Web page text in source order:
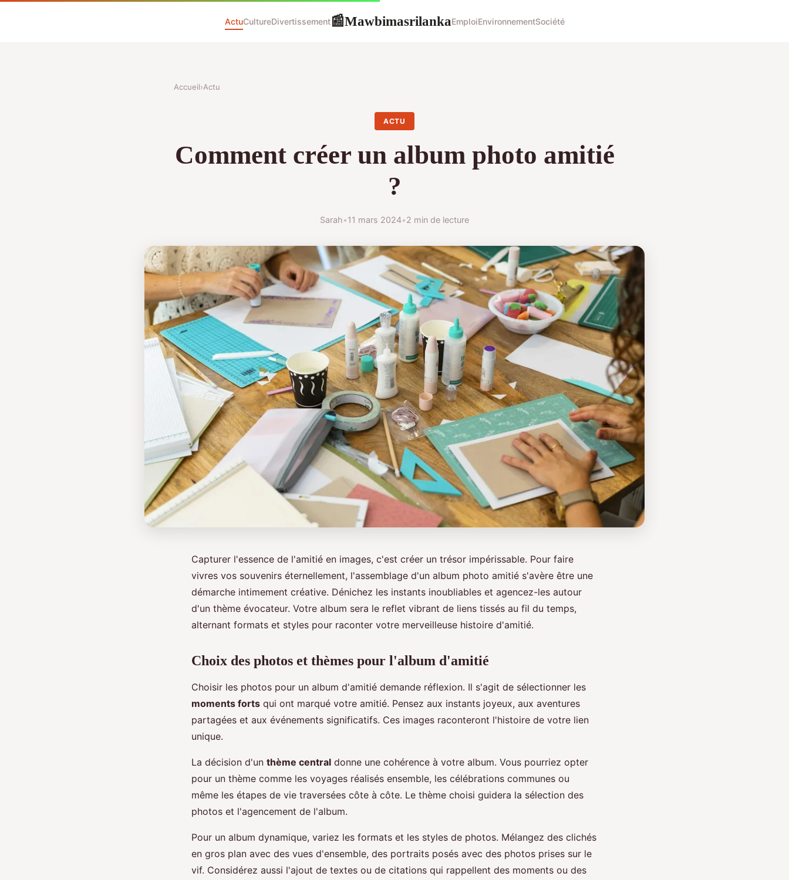
ActuCultureDivertissement📰MawbimasrilankaEmploiEnvironnementSociété
Accueil›Actu
ACTU
Comment créer un album photo amitié
?
Sarah•11 mars 2024•2 min de lecture
Capturer l'essence de l'amitié en images, c'est créer un trésor impérissable. Pour faire
vivres vos souvenirs éternellement, l'assemblage d'un album photo amitié s'avère être une
démarche intimement créative. Dénichez les instants inoubliables et agencez-les autour
d'un thème évocateur. Votre album sera le reflet vibrant de liens tissés au fil du temps,
alternant formats et styles pour raconter votre merveilleuse histoire d'amitié.
Choix des photos et thèmes pour l'album d'amitié
Choisir les photos pour un album d'amitié demande réflexion. Il s'agit de sélectionner les
moments forts qui ont marqué votre amitié. Pensez aux instants joyeux, aux aventures
partagées et aux événements significatifs. Ces images raconteront l'histoire de votre lien
unique.
La décision d'un thème central donne une cohérence à votre album. Vous pourriez opter
pour un thème comme les voyages réalisés ensemble, les célébrations communes ou
même les étapes de vie traversées côte à côte. Le thème choisi guidera la sélection des
photos et l'agencement de l'album.
Pour un album dynamique, variez les formats et les styles de photos. Mélangez des clichés
en gros plan avec des vues d'ensemble, des portraits posés avec des photos prises sur le
vif. Considérez aussi l'ajout de textes ou de citations qui rappellent des moments ou des